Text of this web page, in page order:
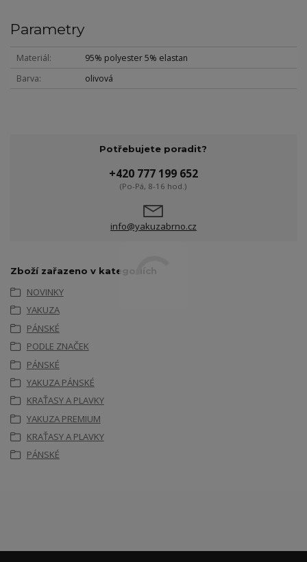
Parametry
Materiál
95% polyester 5% elastan
Barva
olivová
Potřebujete poradit?
+420 777 199 652
(Po-Pá, 8-16 hod.)
info@yakuzabrno.cz
Zboží zařazeno v kategoriích
NOVINKY
YAKUZA
PÁNSKÉ
PODLE ZNAČEK
PÁNSKÉ
YAKUZA PÁNSKÉ
KRAŤASY A PLAVKY
YAKUZA PREMIUM
KRAŤASY A PLAVKY
PÁNSKÉ